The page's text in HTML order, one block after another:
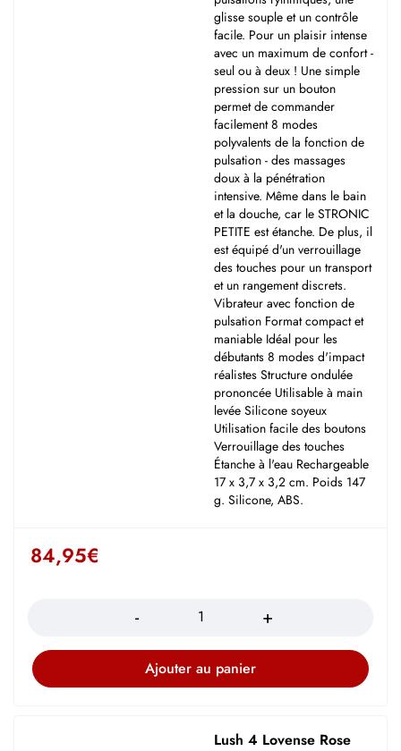
glisse souple et un contrôle
facile. Pour un plaisir intense
avec un maximum de confort -
seul ou à deux ! Une simple
pression sur un bouton
permet de commander
facilement 8 modes
polyvalents de la fonction de
pulsation - des massages
doux à la pénétration
intensive. Même dans le bain
et la douche, car le STRONIC
PETITE est étanche. De plus, il
est équipé d'un verrouillage
des touches pour un transport
et un rangement discrets.
Vibrateur avec fonction de
pulsation Format compact et
maniable Idéal pour les
débutants 8 modes d'impact
réalistes Structure ondulée
prononcée Utilisable à main
levée Silicone soyeux
Utilisation facile des boutons
Verrouillage des touches
Étanche à l'eau Rechargeable
17 x 3,7 x 3,2 cm. Poids 147
g. Silicone, ABS.
84,95€
Ajouter au panier
Lush 4 Lovense Rose